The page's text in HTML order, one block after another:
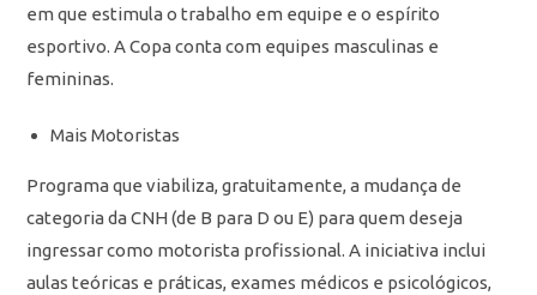
em que estimula o trabalho em equipe e o espírito
esportivo. A Copa conta com equipes masculinas e
femininas.
Mais Motoristas
Programa que viabiliza, gratuitamente, a mudança de
categoria da CNH (de B para D ou E) para quem deseja
ingressar como motorista profissional. A iniciativa inclui
aulas teóricas e práticas, exames médicos e psicológicos,